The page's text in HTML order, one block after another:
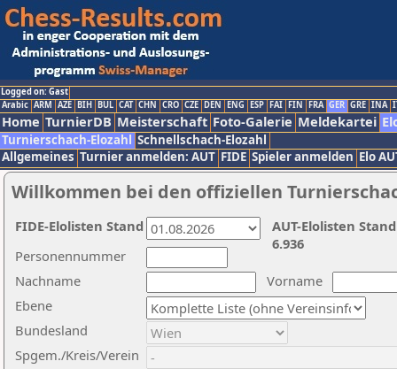
Logged on: Gast
Arabic ARM AZE BIH BUL CAT CHN CRO CZE DEN ENG ESP FAI FIN FRA GER GRE INA
Home TurnierDB Meisterschaft Foto-Galerie Meldekartei
Turnierschach-Elozahl Schnellschach-Elozahl
Allgemeines Turnier anmelden: AUT FIDE Spieler anmelden Elo
Willkommen bei den offiziellen
Nachname
Vorname
Ebene
Personennummer
Bundesland
Spgem./Kreis/Verein
AUT-Elolisten
6.936
FIDE-Elolisten Stand